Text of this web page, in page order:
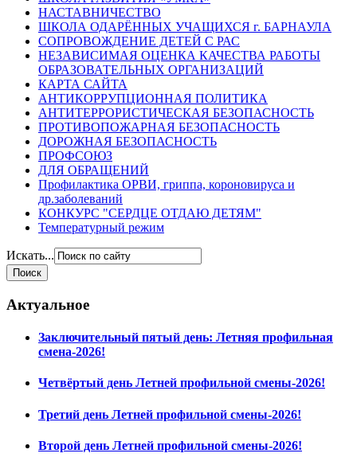
НАСТАВНИЧЕСТВО
ШКОЛА ОДАРЁННЫХ УЧАЩИХСЯ г. БАРНАУЛА
СОПРОВОЖДЕНИЕ ДЕТЕЙ С РАС
НЕЗАВИСИМАЯ ОЦЕНКА КАЧЕСТВА РАБОТЫ
ОБРАЗОВАТЕЛЬНЫХ ОРГАНИЗАЦИЙ
КАРТА САЙТА
АНТИКОРРУПЦИОННАЯ ПОЛИТИКА
АНТИТЕРРОРИСТИЧЕСКАЯ БЕЗОПАСНОСТЬ
ПРОТИВОПОЖАРНАЯ БЕЗОПАСНОСТЬ
ДОРОЖНАЯ БЕЗОПАСНОСТЬ
ПРОФСОЮЗ
ДЛЯ ОБРАЩЕНИЙ
Профилактика ОРВИ, гриппа, короновируса и
др.заболеваний
КОНКУРС "СЕРДЦЕ ОТДАЮ ДЕТЯМ"
Температурный режим
Искать...
Актуальное
Заключительный пятый день: Летняя профильная
смена-2026!
Четвёртый день Летней профильной смены-2026!
Третий день Летней профильной смены-2026!
Второй день Летней профильной смены-2026!